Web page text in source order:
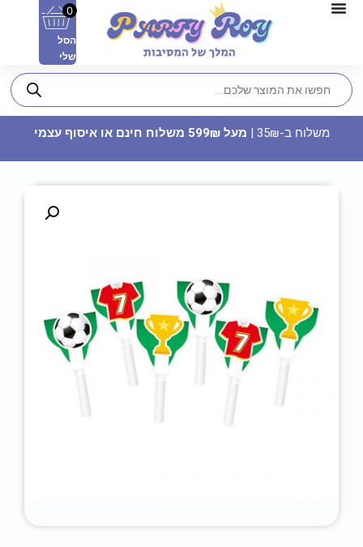
24.90₪
0
הסל
שלי
משלוח ב-35₪ | מעל 599₪ משלוח חינם או איסוף עצמי